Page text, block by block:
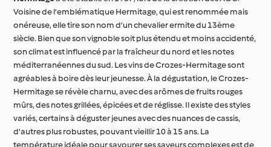
siècle. Bien que son vignoble soit plus étendu et moins accidenté,
son climat est influencé par la fraîcheur du nord et les notes
méditerranéennes du sud. Les vins de Crozes-Hermitage sont
agréables à boire dès leur jeunesse. À la dégustation, le Crozes-
Hermitage se révèle charnu, avec des arômes de fruits rouges
mûrs, des notes grillées, épicées et de réglisse. Il existe des styles
variés, certains à déguster jeunes avec des nuances de cassis,
d'autres plus robustes, pouvant vieillir 10 à 15 ans. La
température idéale pour savourer ses saveurs complexes est de